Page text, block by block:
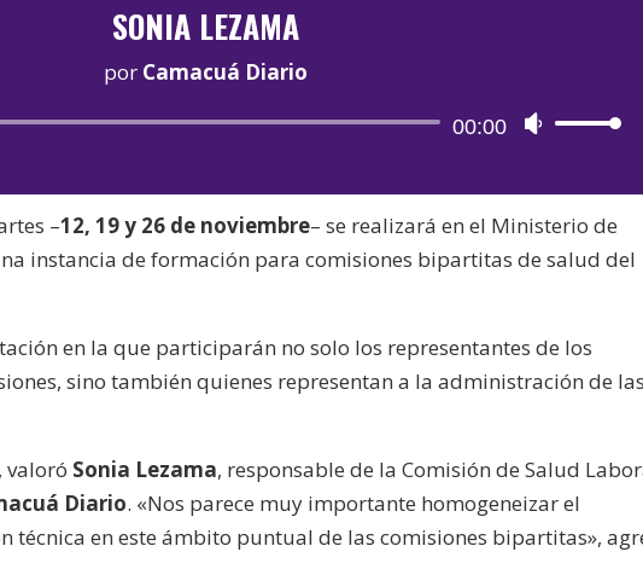
SONIA LEZAMA
por Camacuá Diario
Reproductor
audio
00:00
Utiliza
teclas
de
flecha
aumentar
o
el
volumen.
–12, 19 y 26 de noviembre– se realizará en el Ministerio de
instancia de formación para comisiones bipartitas de salud del
en la que participarán no solo los representantes de los
sino también quienes representan a la administración de
valoró Sonia Lezama, responsable de la Comisión de Salud
Diario. «Nos parece muy importante homogeneizar el
técnica en este ámbito puntual de las comisiones bipartitas»,